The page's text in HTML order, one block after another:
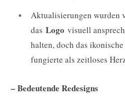
Aktualisierungen wurden
das Logo visuell
halten, doch das
fungierte als zeitloses
– Bedeutende Redesigns